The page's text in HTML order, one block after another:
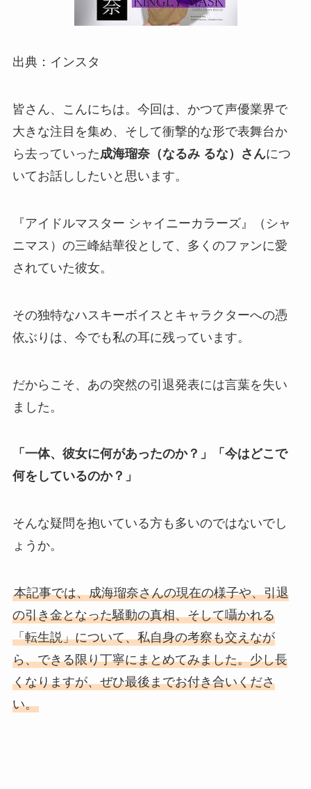
出典：インスタ
皆さん、こんにちは。今回は、かつて声優業界で
大きな注目を集め、そして衝撃的な形で表舞台か
ら去っていった成海瑠奈（なるみ るな）さんにつ
いてお話ししたいと思います。
『アイドルマスター シャイニーカラーズ』（シャ
ニマス）の三峰結華役として、多くのファンに愛
されていた彼女。
その独特なハスキーボイスとキャラクターへの憑
依ぶりは、今でも私の耳に残っています。
だからこそ、あの突然の引退発表には言葉を失い
ました。
「一体、彼女に何があったのか？」「今はどこで
何をしているのか？」
そんな疑問を抱いている方も多いのではないでし
ょうか。
本記事では、成海瑠奈さんの現在の様子や、引退
の引き金となった騒動の真相、そして囁かれる
「転生説」について、私自身の考察も交えなが
ら、できる限り丁寧にまとめてみました。少し長
くなりますが、ぜひ最後までお付き合いくださ
い。